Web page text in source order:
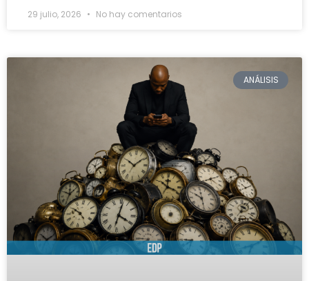
29 julio, 2026 No hay comentarios
ANÁLISIS